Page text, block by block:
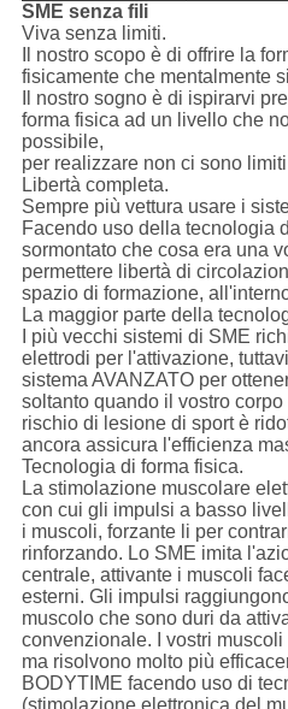
SME senza fili
Viva senza limiti.
Il nostro scopo è di offrire la
fisicamente che mentalmente
Il nostro sogno è di ispirarvi
forma fisica ad un livello che
possibile,
per realizzare non ci sono
Libertà completa.
Sempre più vettura usare i
Facendo uso della tecnologia
sormontato che cosa era una
permettere libertà di
spazio di formazione,
La maggior parte della
I più vecchi sistemi di SME
elettrodi per l'attivazione,
sistema AVANZATO per
soltanto quando il vostro corpo
rischio di lesione di sport è
ancora assicura l'efficienza
Tecnologia di forma fisica.
La stimolazione muscolare
con cui gli impulsi a basso
i muscoli, forzante li per
rinforzando. Lo SME imita
centrale, attivante i muscoli
esterni. Gli impulsi
muscolo che sono duri da
convenzionale. I vostri
ma risolvono molto più
BODYTIME facendo uso di